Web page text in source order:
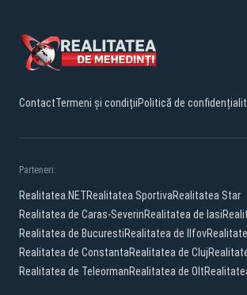
ContactTermeni și condițiiPolitică de
Parteneri:
Realitatea.NETRealitatea SportivaRealitatea Star
Realitatea de Caras-SeverinRealitatea de Iasi
Realitatea de BucurestiRealitatea de Ilfov
Realitatea de ConstantaRealitatea de Cluj
Realitatea de TeleormanRealitatea de Olt